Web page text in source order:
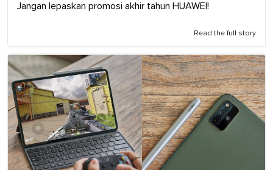
Jangan lepaskan promosi akhir tahun HUAWEI!
Read the full story